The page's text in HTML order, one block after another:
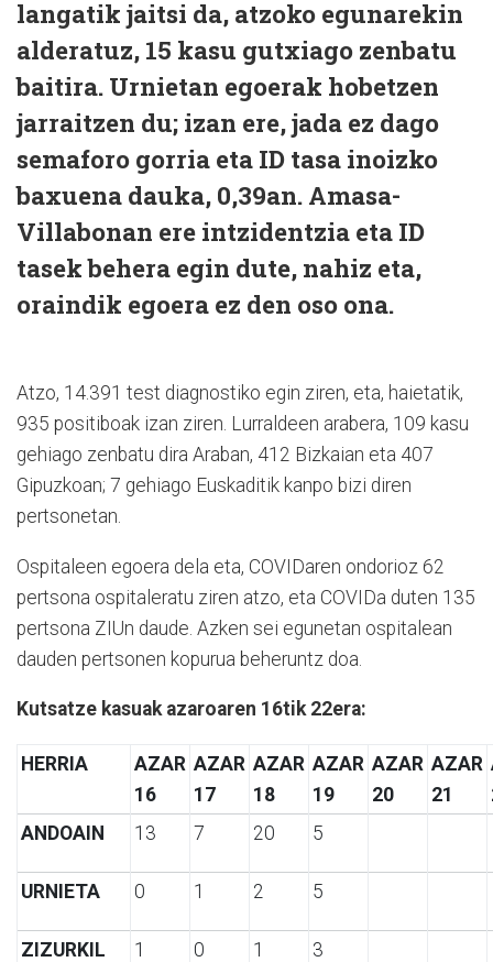
langatik jaitsi da, atzoko egunarekin
alderatuz, 15 kasu gutxiago zenbatu
baitira. Urnietan egoerak hobetzen
jarraitzen du; izan ere, jada ez dago
semaforo gorria eta ID tasa inoizko
baxuena dauka, 0,39an. Amasa-
Villabonan ere intzidentzia eta ID
tasek behera egin dute, nahiz eta,
oraindik egoera ez den oso ona.
Atzo, 14.391 test diagnostiko egin ziren, eta, haietatik,
935 positiboak izan ziren. Lurraldeen arabera, 109 kasu
gehiago zenbatu dira Araban, 412 Bizkaian eta 407
Gipuzkoan; 7 gehiago Euskaditik kanpo bizi diren
pertsonetan.
Ospitaleen egoera dela eta, COVIDaren ondorioz 62
pertsona ospitaleratu ziren atzo, eta COVIDa duten 135
pertsona ZIUn daude. Azken sei egunetan ospitalean
dauden pertsonen kopurua beheruntz doa.
Kutsatze kasuak azaroaren 16tik 22era:
HERRIA
AZAR
16
AZAR
17
AZAR
18
AZAR
19
AZAR
20
AZAR
21
ANDOAIN
13 7 20 5
URNIETA 0 1 2 5
ZIZURKIL 1 0 1 3